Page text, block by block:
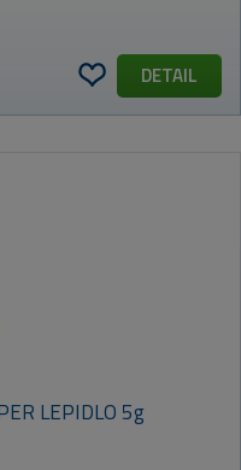
DETAIL
LEPIDLO 5g